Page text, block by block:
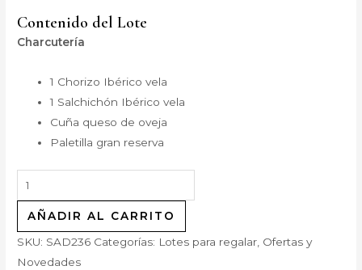
Contenido del Lote
Charcutería
1 Chorizo Ibérico vela
1 Salchichón Ibérico vela
Cuña queso de oveja
Paletilla gran reserva
AÑADIR AL CARRITO
SKU: SAD236 Categorías: Lotes para regalar Ofertas y
Novedades